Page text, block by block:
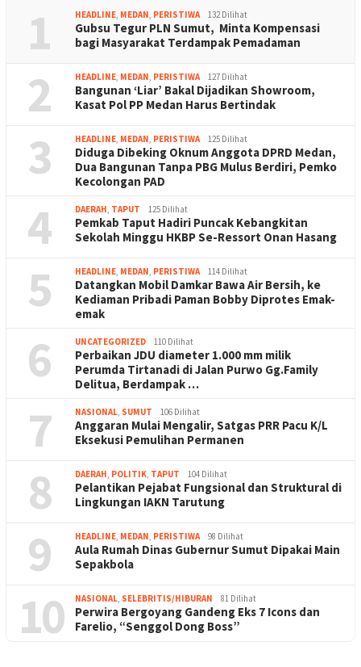
1 HEADLINE, MEDAN, PERISTIWA 132 Dilihat
Gubsu Tegur PLN Sumut, Minta Kompensasi
bagi Masyarakat Terdampak Pemadaman
2 HEADLINE, MEDAN, PERISTIWA 127 Dilihat
Bangunan ‘Liar’ Bakal Dijadikan Showroom,
Kasat Pol PP Medan Harus Bertindak
3 HEADLINE, MEDAN, PERISTIWA 125 Dilihat
Diduga Dibeking Oknum Anggota DPRD Medan,
Dua Bangunan Tanpa PBG Mulus Berdiri, Pemko
Kecolongan PAD
4 DAERAH, TAPUT 125 Dilihat
Pemkab Taput Hadiri Puncak Kebangkitan
Sekolah Minggu HKBP Se-Ressort Onan Hasang
5 HEADLINE, MEDAN, PERISTIWA 114 Dilihat
Datangkan Mobil Damkar Bawa Air Bersih, ke
Kediaman Pribadi Paman Bobby Diprotes Emak-
emak
6 UNCATEGORIZED 110 Dilihat
Perbaikan JDU diameter 1.000 mm milik
Perumda Tirtanadi di Jalan Purwo Gg.Family
Delitua, Berdampak …
7 NASIONAL, SUMUT 106 Dilihat
Anggaran Mulai Mengalir, Satgas PRR Pacu K/L
Eksekusi Pemulihan Permanen
8 DAERAH, POLITIK, TAPUT 104 Dilihat
Pelantikan Pejabat Fungsional dan Struktural di
Lingkungan IAKN Tarutung
9 HEADLINE, MEDAN, PERISTIWA 98 Dilihat
Aula Rumah Dinas Gubernur Sumut Dipakai Main
Sepakbola
10 NASIONAL, SELEBRITIS/HIBURAN 81 Dilihat
Perwira Bergoyang Gandeng Eks 7 Icons dan
Farelio, “Senggol Dong Boss”